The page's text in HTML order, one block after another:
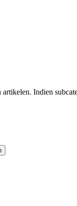
artikelen. Indien